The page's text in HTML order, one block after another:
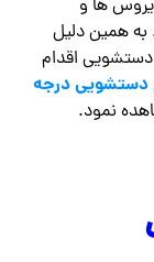
آسانی تا ۹۹ درصد ویروس ها و
به همین دلیل
اقدام
دستشویی درجه
نمود.